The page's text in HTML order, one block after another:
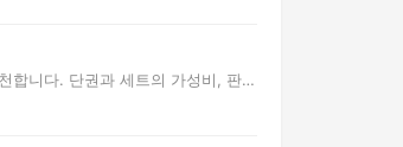
합니다. 단권과 세트의 가성비, 판